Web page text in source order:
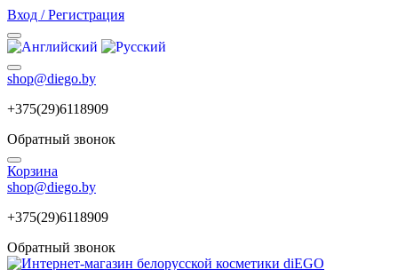
Вход / Регистрация
shop@diego.by
+375(29)6118909
Обратный звонок
Корзина
shop@diego.by
+375(29)6118909
Обратный звонок